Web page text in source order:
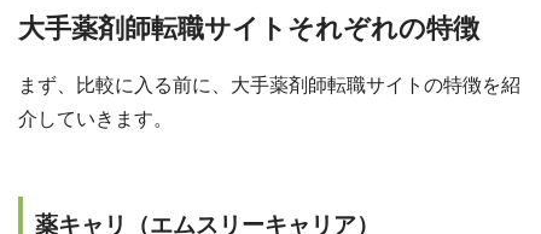
大手薬剤師転職サイトそれぞれの特徴
まず、比較に入る前に、大手薬剤師転職サイトの特徴を紹
介していきます。
薬キャリ（エムスリーキャリア）